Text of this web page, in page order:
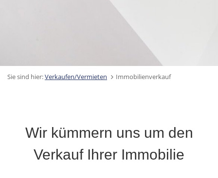
Sie sind hier:Verkaufen/Vermieten Immobilienverkauf
Wir kümmern uns um den
Verkauf Ihrer Immobilie